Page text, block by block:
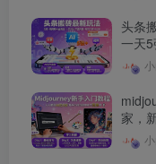
头条
一天
家，